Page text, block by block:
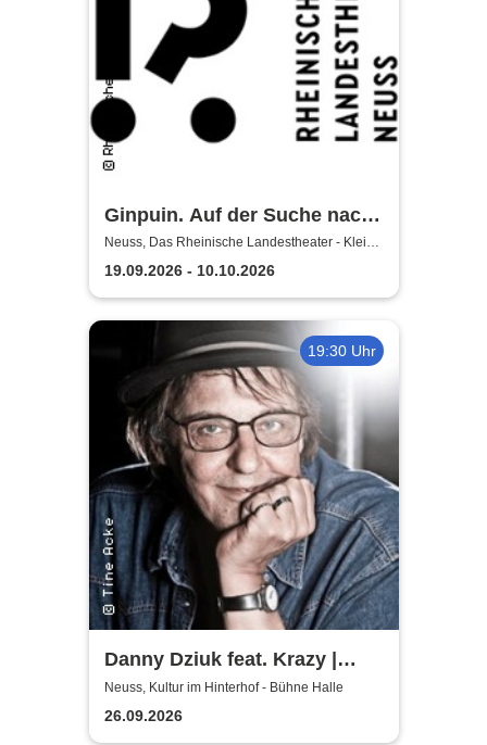
Ginpuin. Auf der Suche nach
dem großen Glück - Das
Rheinische Landestheater
Neuss
Neuss, Das Rheinische Landestheater - Kleine
Bühne
19.09.2026 - 10.10.2026
19:30 Uhr
Danny Dziuk feat. Krazy |
Kultur im Hinterhof
Neuss, Kultur im Hinterhof - Bühne Halle
26.09.2026